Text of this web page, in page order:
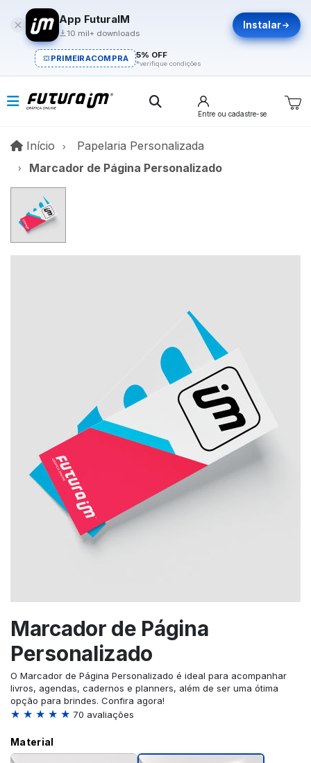
App FuturaIM
10 mil+ downloads
Instalar
PRIMEIRACOMPRA 5% OFF
*verifique condições
Entre ou cadastre-se
Início InícioPapelaria Personalizada
Marcador de Página Personalizado
Marcador de Página
Personalizado
O Marcador de Página Personalizado é ideal para acompanhar
livros, agendas, cadernos e planners, além de ser uma ótima
opção para brindes. Confira agora!
★ ★ ★ ★ ★ 70 avaliações
Material